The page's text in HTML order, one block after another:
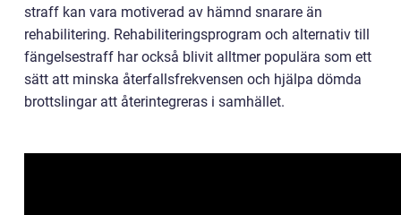
straff kan vara motiverad av hämnd snarare än
rehabilitering. Rehabiliteringsprogram och alternativ till
fängelsestraff har också blivit alltmer populära som ett
sätt att minska återfallsfrekvensen och hjälpa dömda
brottslingar att återintegreras i samhället.